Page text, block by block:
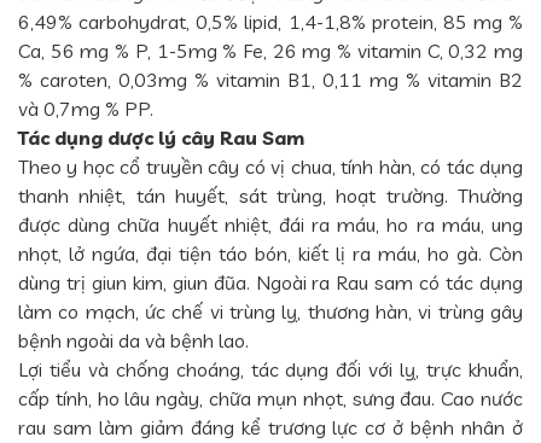
6,49% carbohydrat, 0,5% lipid, 1,4-1,8% protein, 85 mg %
Ca, 56 mg % P, 1-5mg % Fe, 26 mg % vitamin C, 0,32 mg
% caroten, 0,03mg % vitamin B1, 0,11 mg % vitamin B2
và 0,7mg % PP.
Tác dụng dược lý cây Rau Sam
Theo y học cổ truyền cây có vị chua, tính hàn, có tác dụng
thanh nhiệt, tán huyết, sát trùng, hoạt trường. Thường
được dùng chữa huyết nhiệt, đái ra máu, ho ra máu, ung
nhọt, lở ngứa, đại tiện táo bón, kiết lị ra máu, ho gà. Còn
dùng trị giun kim, giun đũa. Ngoài ra Rau sam có tác dụng
làm co mạch, ức chế vi trùng lỵ, thương hàn, vi trùng gây
bệnh ngoài da và bệnh lao.
Lợi tiểu và chống choáng, tác dụng đối với lỵ, trực khuẩn,
cấp tính, ho lâu ngày, chữa mụn nhọt, sưng đau. Cao nước
rau sam làm giảm đáng kể trương lực cơ ở bệnh nhân ở